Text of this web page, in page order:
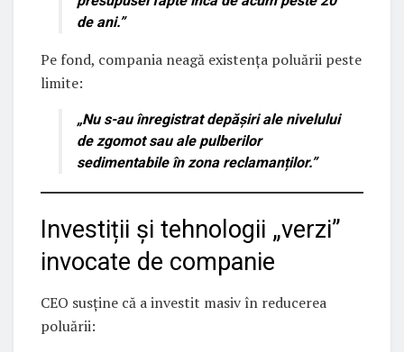
de ani.”
Pe fond, compania neagă existența poluării peste
limite:
„Nu s-au înregistrat depășiri ale nivelului
de zgomot sau ale pulberilor
sedimentabileîn zona reclamanților.”
Investiții și tehnologii „verzi”
invocate de companie
CEO susține că a investit masiv în reducerea
poluării: